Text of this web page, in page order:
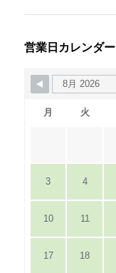
営業日カレンダー
月 火
3 4
10 11
17 18